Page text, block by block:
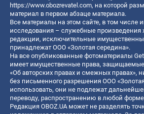
https://www.obozrevatel.com, на которой
материал в первом абзаце материала.
Все материалы на этом сайте, в том числе
исследования – служебные произведения
редакции, исключительные
принадлежат ООО «Золотая середина».
На все опубликованные фотоматериалы
имеет имущественные права,
«Об авторских правах и смежных правах»,
без письменного разрешения ООО
использовать, они не подлежат
переводу, распространению в любой
Редакция OBOZ.UA может не разделять